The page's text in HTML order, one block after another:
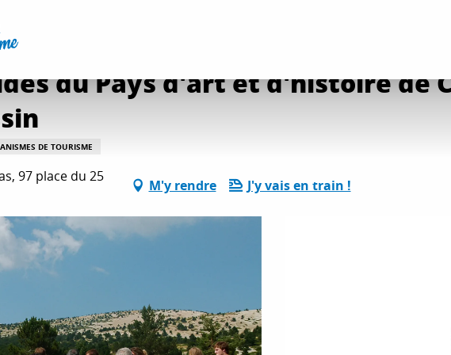
du Pays d'art et d'histoire de
DE TOURISME
97 place du 25
M'y rendre J'y vais en train !